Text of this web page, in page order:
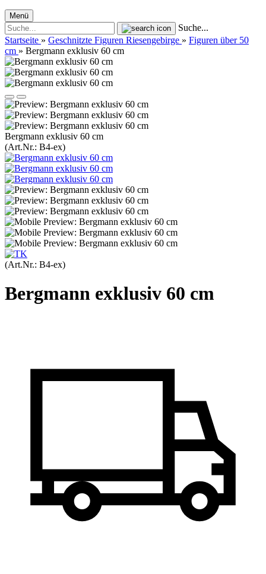
Menü
Suche...
Startseite » Geschnitzte Figuren Riesengebirge » Figuren über 50
cm » Bergmann exklusiv 60 cm
Bergmann exklusiv 60 cm
(Art.Nr.: B4-ex)
(Art.Nr.: B4-ex)
Bergmann exklusiv 60 cm